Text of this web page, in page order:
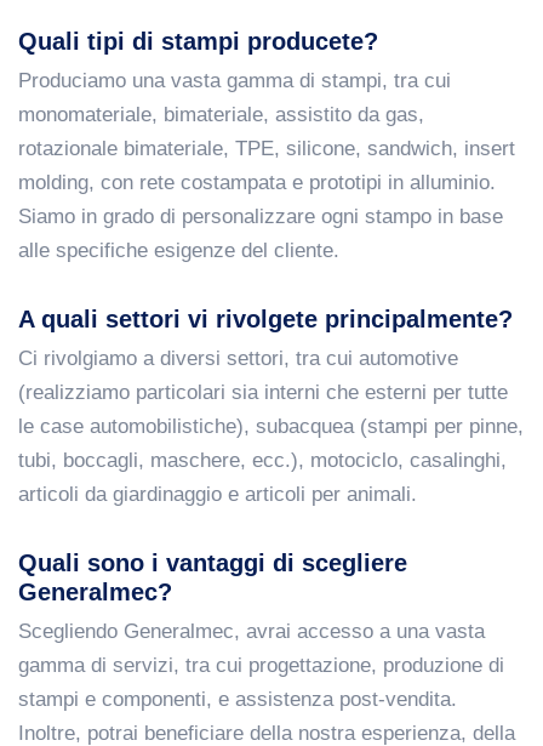
Quali tipi di stampi producete?
Produciamo una vasta gamma di stampi, tra cui
monomateriale, bimateriale, assistito da gas,
rotazionale bimateriale, TPE, silicone, sandwich, insert
molding, con rete costampata e prototipi in alluminio.
Siamo in grado di personalizzare ogni stampo in base
alle specifiche esigenze del cliente.
A quali settori vi rivolgete principalmente?
Ci rivolgiamo a diversi settori, tra cui automotive
(realizziamo particolari sia interni che esterni per tutte
le case automobilistiche), subacquea (stampi per pinne,
tubi, boccagli, maschere, ecc.), motociclo, casalinghi,
articoli da giardinaggio e articoli per animali.
Quali sono i vantaggi di scegliere
Generalmec?
Scegliendo Generalmec, avrai accesso a una vasta
gamma di servizi, tra cui progettazione, produzione di
stampi e componenti, e assistenza post-vendita.
Inoltre, potrai beneficiare della nostra esperienza, della